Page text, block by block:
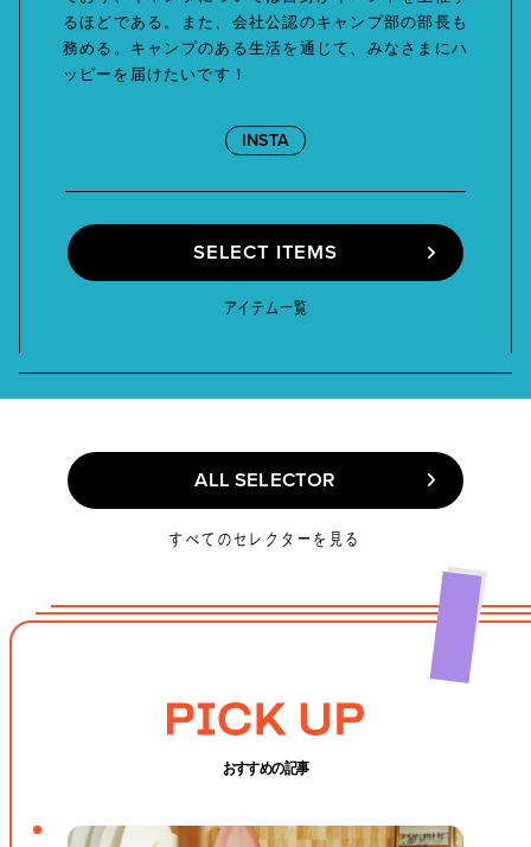
るほどである。また、会社公認のキャンプ部の部長も
務める。キャンプのある生活を通じて、みなさまにハ
ッピーを届けたいです！
INSTA
SELECT ITEMS
SELECT ITEMS
アイテム一覧
ALL SELECTOR
ALL SELECTOR
すべてのセレクターを見る
おすすめの記事